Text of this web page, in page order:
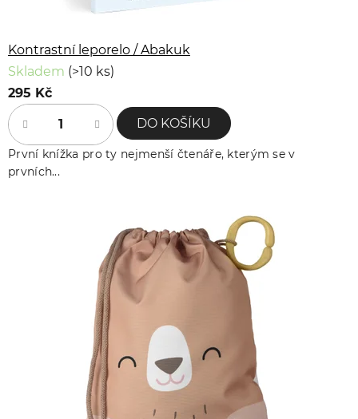
Kontrastní leporelo / Abakuk
Skladem (>10 ks)
295 Kč
DO KOŠÍKU
První knížka pro ty nejmenší čtenáře, kterým se v
prvních...